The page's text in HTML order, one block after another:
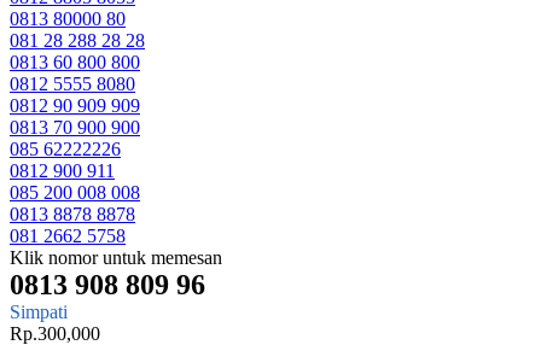
0813 80000 80
081 28 288 28 28
0813 60 800 800
0812 5555 8080
0812 90 909 909
0813 70 900 900
085 62222226
0812 900 911
085 200 008 008
0813 8878 8878
081 2662 5758
Klik nomor untuk memesan
0813 908 809 96
Simpati
Rp.300,000